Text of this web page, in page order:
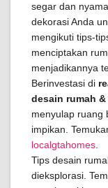
segar dan
dekorasi Anda
mengikuti tips-
menciptakan
menjadikannya
Berinvestasi di
desain rumah
menyulap ruang
impikan.
localgtahomes
Tips desain
dieksplorasi.